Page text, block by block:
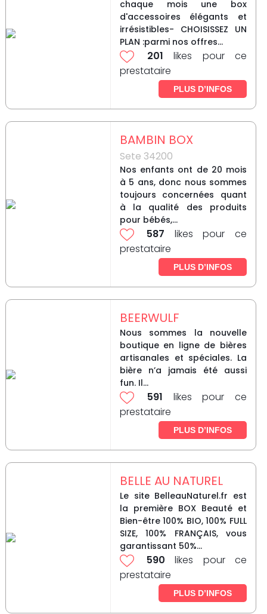
chaque mois une box
d'accessoires élégants et
irrésistibles- CHOISISSEZ UN
PLAN :parmi nos offres...
201 likes pour ce
prestataire
PLUS D’INFOS
BAMBIN BOX
Sete 34200
Nos enfants ont de 20 mois
à 5 ans, donc nous sommes
toujours concernées quant
à la qualité des produits
pour bébés,...
587 likes pour ce
prestataire
PLUS D’INFOS
BEERWULF
Nous sommes la nouvelle
boutique en ligne de bières
artisanales et spéciales. La
bière n’a jamais été aussi
fun. Il...
591 likes pour ce
prestataire
PLUS D’INFOS
BELLE AU NATUREL
Le site BelleauNaturel.fr est
la première BOX Beauté et
Bien-être 100% BIO, 100% FULL
SIZE, 100% FRANÇAIS, vous
garantissant 50%...
590 likes pour ce
prestataire
PLUS D’INFOS